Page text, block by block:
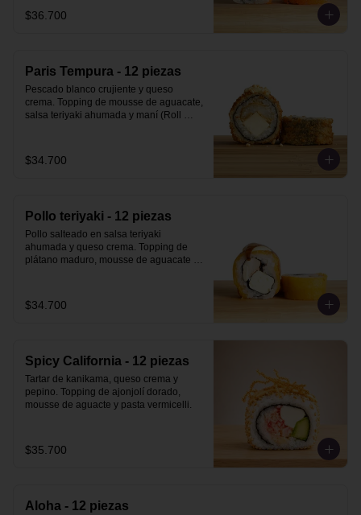
$36.700
Paris Tempura - 12 piezas
Pescado blanco crujiente y queso
crema. Topping de mousse de aguacate,
salsa teriyaki ahumada y maní (Roll
$34.700
Pollo teriyaki - 12 piezas
Pollo salteado en salsa teriyaki
ahumada y queso crema. Topping de
plátano maduro, mousse de aguacate y
$34.700
Spicy California - 12 piezas
Tartar de kanikama, queso crema y
pepino. Topping de ajonjolí dorado,
mousse de aguacte y pasta vermicelli.
$35.700
Aloha - 12 piezas